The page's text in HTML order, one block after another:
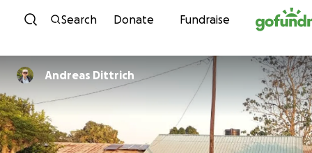
Skip to content
Search Donate Fundraise
Andreas Dittrich